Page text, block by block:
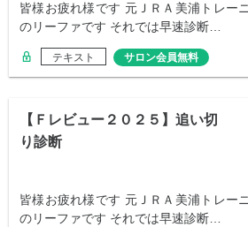
皆様お疲れ様です 元ＪＲＡ美浦トレー
のリーファです それでは早速診断…
テキスト サロン会員無料
【Ｆレビュー２０２５】追い切
り診断
皆様お疲れ様です 元ＪＲＡ美浦トレー
のリーファです それでは早速診断…